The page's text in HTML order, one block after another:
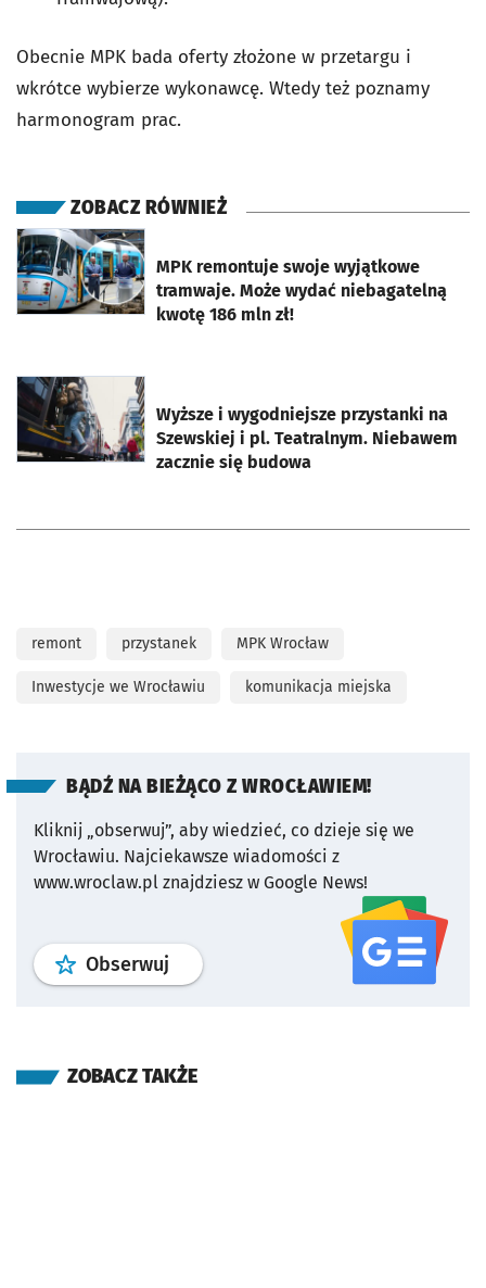
Obecnie MPK bada oferty złożone w przetargu i
wkrótce wybierze wykonawcę. Wtedy też poznamy
harmonogram prac.
ZOBACZ RÓWNIEŻ
MPK remontuje swoje wyjątkowe
tramwaje. Może wydać niebagatelną
kwotę 186 mln zł!
otworzy się w nowej karcie
Wyższe i wygodniejsze przystanki na
Szewskiej i pl. Teatralnym. Niebawem
zacznie się budowa
otworzy się w nowej karcie
remont przystanek MPK Wrocław
Inwestycje we Wrocławiu komunikacja miejska
BĄDŹ NA BIEŻĄCO Z WROCŁAWIEM!
Kliknij „obserwuj”, aby wiedzieć, co dzieje się we
Wrocławiu. Najciekawsze wiadomości z
www.wroclaw.pl znajdziesz w Google News!
Obserwuj profil serwisu
ZOBACZ TAKŻE